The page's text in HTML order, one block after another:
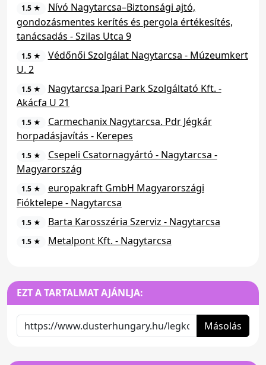
1.5 ★
Nívó Nagytarcsa–Biztonsági ajtó,
gondozásmentes kerítés és pergola értékesítés,
tanácsadás - Szilas Utca 9
1.5 ★
Védőnői Szolgálat Nagytarcsa - Múzeumkert
U. 2
1.5 ★
Nagytarcsa Ipari Park Szolgáltató Kft. -
Akácfa U 21
1.5 ★
Carmechanix Nagytarcsa. Pdr Jégkár
horpadásjavítás - Kerepes
1.5 ★
Csepeli Csatornagyártó - Nagytarcsa -
Magyarország
1.5 ★
europakraft GmbH Magyarországi
Fióktelepe - Nagytarcsa
1.5 ★ Barta Karosszéria Szerviz - Nagytarcsa
1.5 ★ Metalpont Kft. - Nagytarcsa
EZT A TARTALMAT AJÁNLJA:
Másolás